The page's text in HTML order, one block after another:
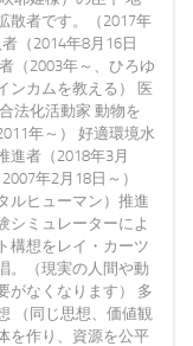
散者です。（2017年
（2014年8月16日
（2003年～、ひろゆ
ンカムを教える） 医
法化活動家 動物を
年～） 好適環境水
進者（2018年3月
年2月18日～）
ルヒューマン）推進
シミュレーターによ
構想をレイ・カーツ
。（現実の人間や動
がなくなります） 多
（同じ思想、価値観
を作り、資源を公平